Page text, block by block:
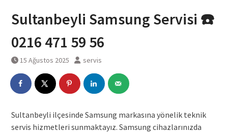
Sultanbeyli Samsung Servisi ☎️
0216 471 59 56
15 Ağustos 2025 servis
Sultanbeyli ilçesinde Samsung markasına yönelik teknik
servis hizmetleri sunmaktayız. Samsung cihazlarınızda